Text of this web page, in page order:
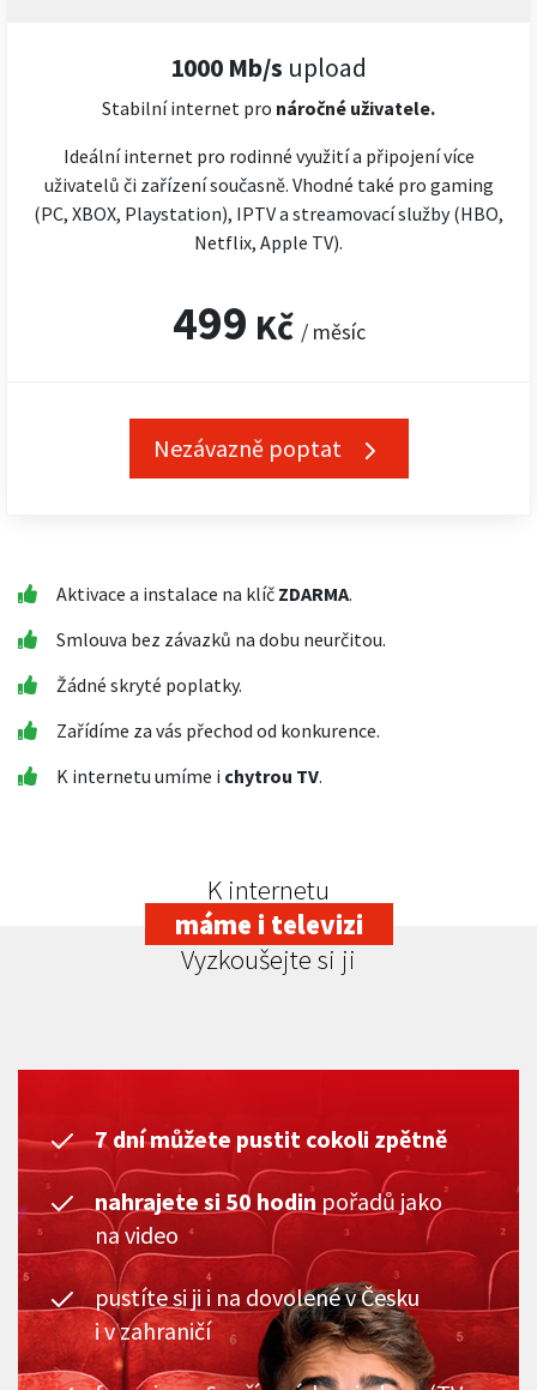
1000 Mb/s upload
Stabilní internet pro náročné uživatele.
Ideální internet pro rodinné využití a připojení více
uživatelů či zařízení současně. Vhodné také pro gaming
(PC, XBOX, Playstation), IPTV a streamovací služby (HBO,
Netflix, Apple TV).
499 Kč / měsíc
Nezávazně poptat
Aktivace a instalace na klíč ZDARMA.
Smlouva bez závazků na dobu neurčitou.
Žádné skryté poplatky.
Zařídíme za vás přechod od konkurence.
K internetu umíme i chytrou TV.
K internetu
máme i televizi
Vyzkoušejte si ji
7 dní můžete pustit cokoli zpětně
nahrajete si 50 hodin pořadů jako
na video
pustíte si ji i na dovolené v Česku
i v zahraničí